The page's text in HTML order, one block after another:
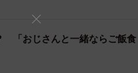
どをオンラインでつなげるプ
立ち上げている。
と遊べなかった息子たちがオ
「おじさんと一緒ならご飯食